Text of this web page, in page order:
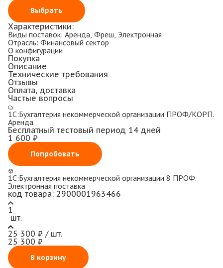
Выбрать
Характеристики:
Виды поставок: Аренда, Фреш, Электронная
Отрасль: Финансовый сектор
О конфигурации
Покупка
Описание
Технические требования
Отзывы
Оплата, доставка
Частые вопросы
1С:Бухгалтерия некоммерческой организации ПРОФ/КОРП.
Аренда
Бесплатный тестовый период 14 дней
1 600 ₽
Попробовать
1С:Бухгалтерия некоммерческой организации 8 ПРОФ.
Электронная поставка
код товара: 2900001963466
1
шт.
25 300 ₽ / шт.
25 300 ₽
В корзину